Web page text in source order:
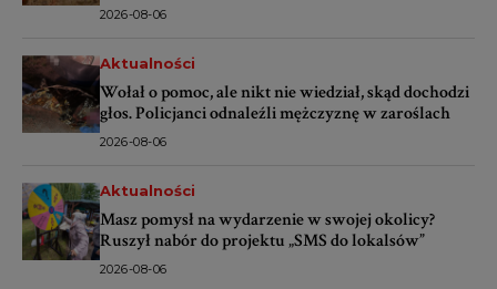
2026-08-06
Aktualności
Wołał o pomoc, ale nikt nie wiedział, skąd dochodzi
głos. Policjanci odnaleźli mężczyznę w zaroślach
2026-08-06
Aktualności
Masz pomysł na wydarzenie w swojej okolicy?
Ruszył nabór do projektu „SMS do lokalsów”
2026-08-06